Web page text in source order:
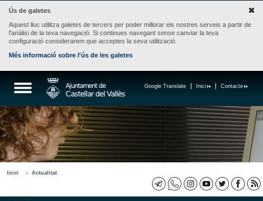
Ús de galetes
Aquest lloc utilitza galetes de tercers per poder millorar els nostres serveis a partir de
l'anàlisi de la teva navegació. Si continues navegant sense canviar la teva
configuració considerarem que acceptes la seva utilització.
Més informació sobre l'ús de les galetes
Contacte
Inici
Google Translate
Inici Actualitat